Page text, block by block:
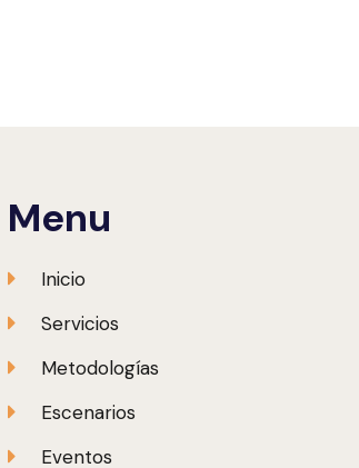
Menu
Inicio
Servicios
Metodologías
Escenarios
Eventos